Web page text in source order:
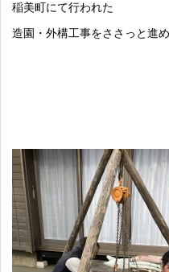
稲美町にて行われた
造園・外構工事をささっと進